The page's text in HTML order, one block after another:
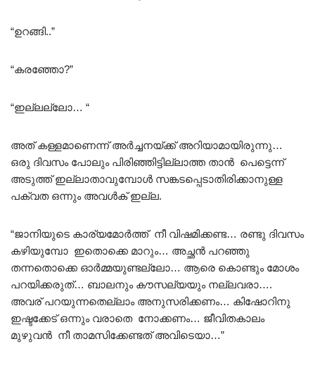
“ഉറങ്ങി..”
“കരഞ്ഞോ?”
“ഇല്ലല്ലോ… “
അത് കള്ളമാണെന്ന് അർച്ചനയ്ക്ക് അറിയാമായിരുന്നു…
ഒരു ദിവസം പോലും പിരിഞ്ഞിട്ടില്ലാത്ത താൻ പെട്ടെന്ന്
അടുത്ത് ഇല്ലാതാവുമ്പോൾ സങ്കടപ്പെടാതിരിക്കാനുള്ള
പക്വത ഒന്നും അവൾക് ഇല്ല.
“ജാനിയുടെ കാര്യമോർത്ത് നീ വിഷമിക്കണ്ട… രണ്ടു ദിവസം
കഴിയുമ്പോ ഇതൊക്കെ മാറും… അച്ഛൻ പറഞ്ഞു
തന്നതൊക്കെ ഓർമ്മയുണ്ടല്ലോ… ആരെ കൊണ്ടും മോശം
പറയിക്കരുത്… ബാലനും കൗസല്യയും നല്ലവരാ….
അവര് പറയുന്നതെല്ലാം അനുസരിക്കണം… കിഷോറിനു
ഇഷ്ടക്കേട് ഒന്നും വരാതെ നോക്കണം… ജീവിതകാലം
മുഴുവൻ നീ താമസിക്കേണ്ടത് അവിടെയാ…”